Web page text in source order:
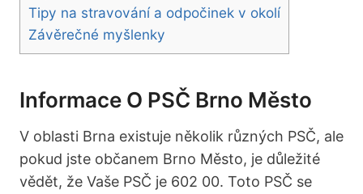
Tipy na stravování a odpočinek v okolí
Závěrečné myšlenky
Informace O ⁤PSČ Brno Město
V oblasti Brna existuje ⁣několik různých PSČ, ale
pokud jste občanem⁤ Brno Město, je důležité
⁢vědět,‌ že Vaše PSČ je 602 00. Toto PSČ se